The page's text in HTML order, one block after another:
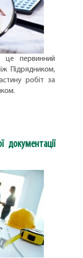
це первинний
Підрядником,
робіт за
документації